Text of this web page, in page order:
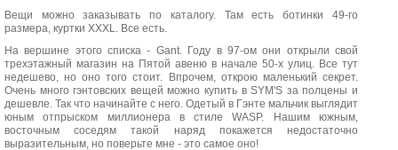
Вещи можно заказывать по каталогу. Там есть ботинки 49-го
размера, куртки XXXL. Все есть.
На вершине этого списка - Gant. Году в 97-ом они открыли свой
трехэтажный магазин на Пятой авеню в начале 50-х улиц. Все тут
недешево, но оно того стоит. Впрочем, открою маленький секрет.
Очень много гэнтовских вещей можно купить в SYM'S за полцены и
дешевле. Так что начинайте с него. Одетый в Гэнте мальчик выглядит
юным отпрыском миллионера в стиле WASP. Нашим южным,
восточным соседям такой наряд покажется недостаточно
выразительным, но поверьте мне - это самое оно!